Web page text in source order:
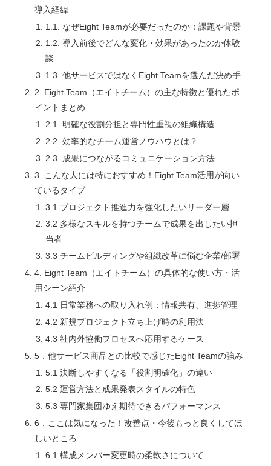
導入経緯
1.1. なぜEight Teamが必要だったのか：課題や背景
1.2. 導入前後でどんな変化・効果があったのか体験
談
1.3. 他サービスではなくEight Teamを選んだ決め手
2. Eight Team（エイトチーム）の主な特徴と優れたポ
イントまとめ
2.1. 明確な役割分担と専門性重視の組織構造
2.2. 効率的なチーム運営ノウハウとは？
2.3. 成果につながるコミュニケーション方法
3. こんな人には特におすすめ！Eight Team活用が向い
ているタイプ
3.1 プロジェクト推進力を強化したいリーダー層
3.2 多様なスキルを持つチームで成果を出したい担
当者
3.3 チームビルディングや組織改革に悩む企業/部署
4. Eight Team（エイトチーム）の具体的な使い方・活
用シーン紹介
4.1 日常業務への取り入れ例：情報共有、進捗管理
4.2 新規プロジェクト立ち上げ時の利用法
4.3 社内外協働プロセスへ応用するケース
5．他サービス商品との比較で感じたEight Teamの強み
5.1 決断しやすくなる「役割明確化」の違い
5.2 運営方法と成果発表スタイルの特色
5.3 専門家集団ゆえ期待できるパフォーマンス
6．ここは気になった！改善点・今後もっと良くしてほ
しいところ
6.1 構成メンバー変更時の柔軟さについて